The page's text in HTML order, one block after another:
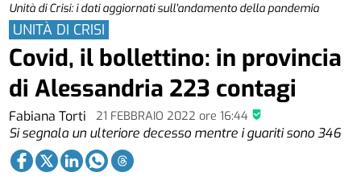
Unità di Crisi: i dati aggiornati sull'andamento della pandemia
Fabiana Torti 21 FEBBRAIO 2022ore 16:44
UNITÀ DI CRISI
Covid, il bollettino: in provincia
di Alessandria 223 contagi
Si segnala un ulteriore decesso mentre i guariti sono 346